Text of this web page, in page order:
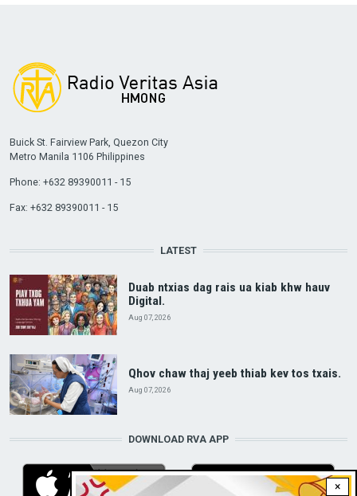
×
Buick St. Fairview Park, Quezon City
Metro Manila 1106 Philippines
Phone: +632 89390011 - 15
Fax: +632 89390011 - 15
LATEST
Duab ntxias dag rais ua kiab khw hauv
Digital.
Aug 07, 2026
Qhov chaw thaj yeeb thiab kev tos txais.
Aug 07, 2026
DOWNLOAD RVA APP